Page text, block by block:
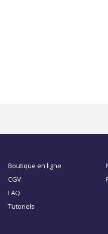
Boutique en ligne
CGV
FAQ
Tutoriels